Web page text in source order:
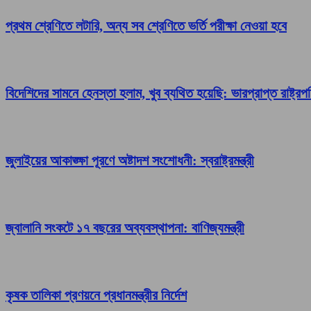
প্রথম শ্রেণিতে লটারি, অন্য সব শ্রেণিতে ভর্তি পরীক্ষা নেওয়া হবে
বিদেশিদের সামনে হেনস্তা হলাম, খুব ব্যথিত হয়েছি: ভারপ্রাপ্ত
জুলাইয়ের আকাঙ্ক্ষা পূরণে অষ্টাদশ সংশোধনী: স্বরাষ্ট্রমন্ত্রী
জ্বালানি সংকটে ১৭ বছরের অব্যবস্থাপনা: বাণিজ্যমন্ত্রী
কৃষক তালিকা প্রণয়নে প্রধানমন্ত্রীর নির্দেশ